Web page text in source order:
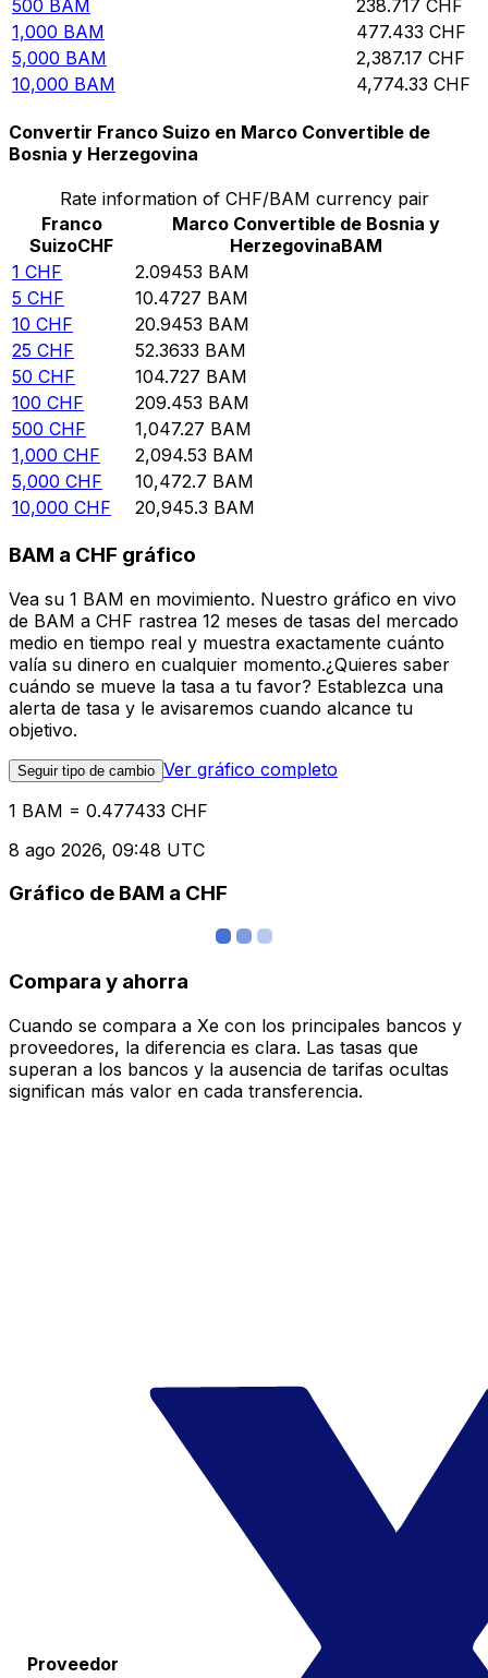
500 BAM 238.717 CHF
1,000 BAM 477.433 CHF
5,000 BAM 2,387.17 CHF
10,000 BAM 4,774.33 CHF
Convertir Franco Suizo en Marco Convertible de
Bosnia y Herzegovina
Rate information of CHF/BAM currency pair
Franco
SuizoCHF
Marco Convertible de Bosnia y
HerzegovinaBAM
1 CHF 2.09453 BAM
5 CHF 10.4727 BAM
10 CHF 20.9453 BAM
25 CHF 52.3633 BAM
50 CHF 104.727 BAM
100 CHF 209.453 BAM
500 CHF 1,047.27 BAM
1,000 CHF 2,094.53 BAM
5,000 CHF 10,472.7 BAM
10,000 CHF 20,945.3 BAM
BAM a CHF gráfico
Vea su 1 BAM en movimiento. Nuestro gráfico en vivo
de BAM a CHF rastrea 12 meses de tasas del mercado
medio en tiempo real y muestra exactamente cuánto
valía su dinero en cualquier momento.¿Quieres saber
cuándo se mueve la tasa a tu favor? Establezca una
alerta de tasa y le avisaremos cuando alcance tu
objetivo.
Seguir tipo de cambio Ver gráfico completo
1 BAM = 0.477433 CHF
8 ago 2026, 09:48 UTC
Gráfico de BAM a CHF
Compara y ahorra
Cuando se compara a Xe con los principales bancos y
proveedores, la diferencia es clara. Las tasas que
superan a los bancos y la ausencia de tarifas ocultas
significan más valor en cada transferencia.
Proveedor